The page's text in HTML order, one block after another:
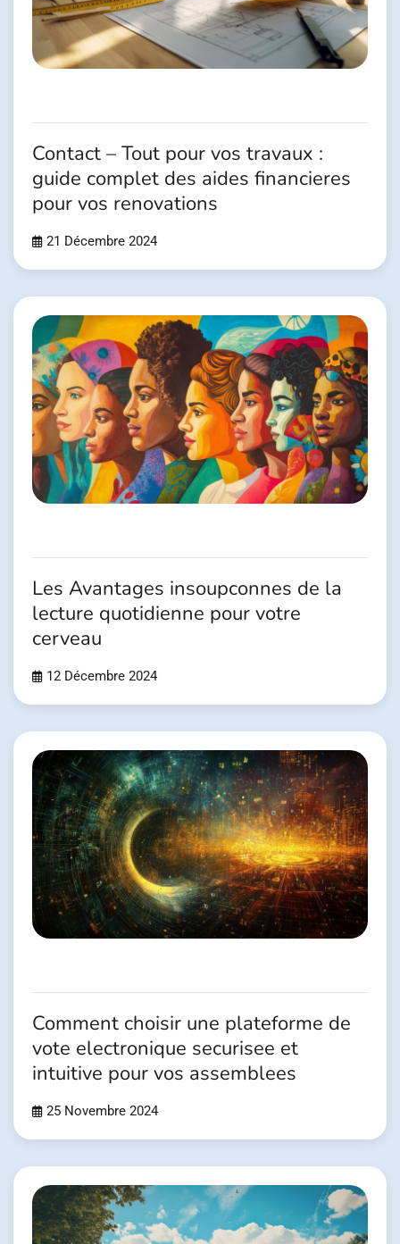
Contact – Tout pour vos travaux :
guide complet des aides financieres
pour vos renovations
21 Décembre 2024
Les Avantages insoupconnes de la
lecture quotidienne pour votre
cerveau
12 Décembre 2024
Comment choisir une plateforme de
vote electronique securisee et
intuitive pour vos assemblees
25 Novembre 2024